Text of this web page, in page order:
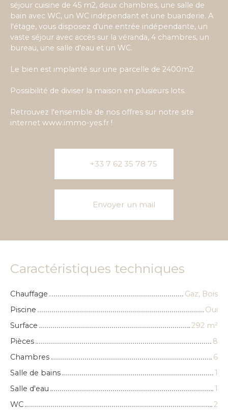
séjour cuisine de 45 m2, deux chambres, une salle de
bain avec WC, un WC indépendant et une buanderie. A
l'étage, vous disposez d'une entrée indépendante, un
vaste séjour avec accès sur la véranda, 4 chambres, un
bureau, une salle d'eau et un WC.
Le bien est implanté sur une parcelle de 2400m2.
Possibilité de diviser la maison en plusieurs lots.
Retrouvez l'ensemble de nos offres sur notre site
internet www.immo-yes.fr !
+33 7 62 35 78 75
Envoyer un mail
Caractéristiques techniques
Chauffage
Gaz, Bois
Piscine
Oui
Surface
292 m²
Pièces
8
Chambres
6
Salle de bains
1
Salle d'eau
1
WC
2